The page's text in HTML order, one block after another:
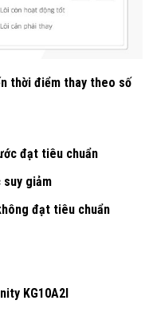
thời điểm thay theo số
đạt tiêu chuẩn
giảm
đạt tiêu chuẩn
KG10A2I